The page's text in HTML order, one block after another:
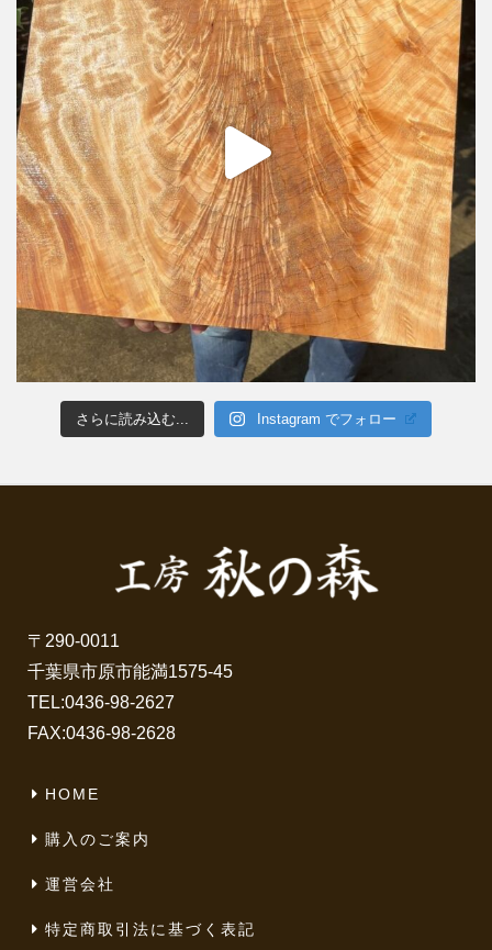
さらに読み込む... Instagram でフォロー
〒290-0011
千葉県市原市能満1575-45
TEL:0436-98-2627
FAX:0436-98-2628
HOME
購入のご案内
運営会社
特定商取引法に基づく表記